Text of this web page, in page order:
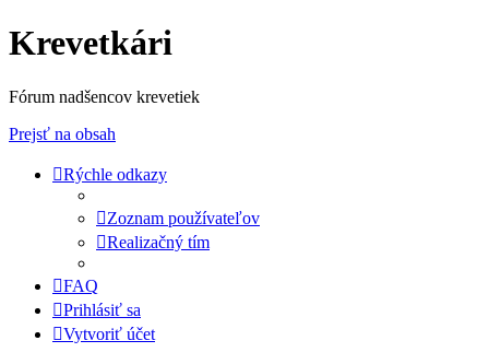
Krevetkári
Fórum nadšencov krevetiek
Prejsť na obsah
Rýchle odkazy
Zoznam používateľov
Realizačný tím
FAQ
Prihlásiť sa
Vytvoriť účet